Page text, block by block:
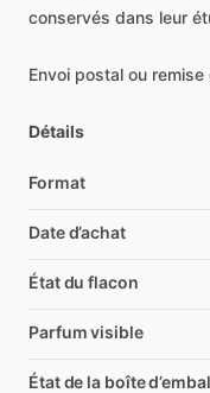
conservés dans leur
Envoi postal ou remise
Détails
Format
Date d’achat
État du flacon
Parfum visible
État de la boîte